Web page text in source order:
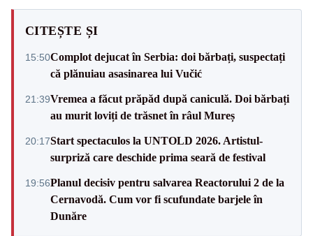
CITEȘTE ȘI
15:50Complot dejucat în Serbia: doi bărbați, suspectați
că plănuiau asasinarea lui Vučić
21:39Vremea a făcut prăpăd după caniculă. Doi bărbați
au murit loviți de trăsnet în râul Mureș
20:17Start spectaculos la UNTOLD 2026. Artistul-
surpriză care deschide prima seară de festival
19:56Planul decisiv pentru salvarea Reactorului 2 de la
Cernavodă. Cum vor fi scufundate barjele în
Dunăre